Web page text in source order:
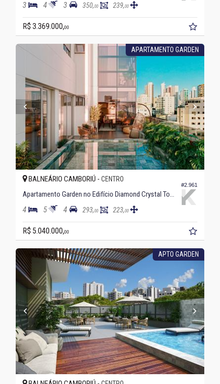
3 4 3 350,00 239,00
R$ 3.369.000,00
APARTAMENTO GARDEN
#2.961
BALNEÁRIO CAMBORIÚ - CENTRO
Apartamento Garden no Edifício Diamond Crystal Tower
4 5 4 293,00 223,00
R$ 5.040.000,00
APTO GARDEN